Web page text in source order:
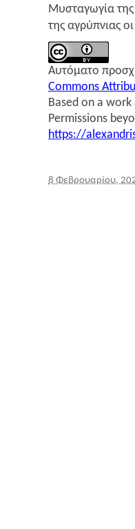
Μυστα­γω­γία
της αγρύ­πνιας
Αυτό­μα­το
Commons
Based on a work
Permissions
https://
8 Φεβρουαρίου,